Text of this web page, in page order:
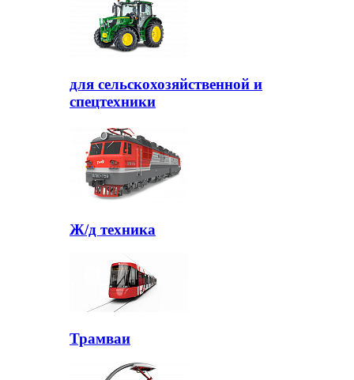
для сельскохозяйственной и
спецтехники
Ж/д техника
Трамваи